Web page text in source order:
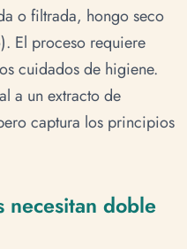
o filtrada, hongo seco
El proceso requiere
cuidados de higiene.
a un extracto de
captura los principios
necesitan doble